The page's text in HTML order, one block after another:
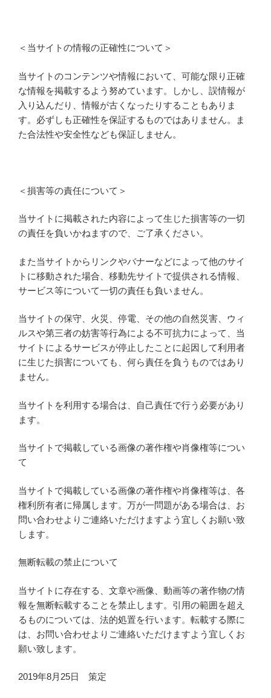
＜当サイトの情報の正確性について＞
当サイトのコンテンツや情報において、可能な限り正確
な情報を掲載するよう努めています。しかし、誤情報が
入り込んだり、情報が古くなったりすることもありま
す。必ずしも正確性を保証するものではありません。ま
た合法性や安全性なども保証しません。
＜損害等の責任について＞
当サイトに掲載された内容によって生じた損害等の一切
の責任を負いかねますので、ご了承ください。
また当サイトからリンクやバナーなどによって他のサイ
トに移動された場合、移動先サイトで提供される情報、
サービス等について一切の責任も負いません。
当サイトの保守、火災、停電、その他の自然災害、ウィ
ルスや第三者の妨害等行為による不可抗力によって、当
サイトによるサービスが停止したことに起因して利用者
に生じた損害についても、何ら責任を負うものではあり
ません。
当サイトを利用する場合は、自己責任で行う必要があり
ます。
当サイトで掲載している画像の著作権や肖像権等につい
て
当サイトで掲載している画像の著作権や肖像権等は、各
権利所有者に帰属します。万が一問題がある場合は、お
問い合わせよりご連絡いただけますよう宜しくお願い致
します。
無断転載の禁止について
当サイトに存在する、文章や画像、動画等の著作物の情
報を無断転載することを禁止します。引用の範囲を超え
るものについては、法的処置を行います。転載する際に
は、お問い合わせよりご連絡いただけますよう宜しくお
願い致します。
2019年8月25日 策定